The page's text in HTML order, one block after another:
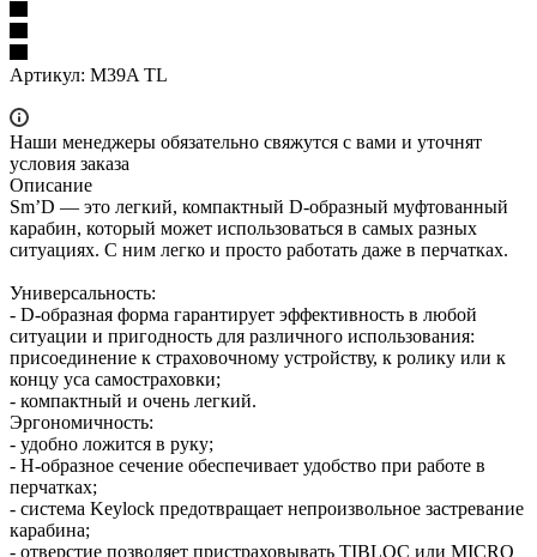
Артикул: M39A TL
Наши менеджеры обязательно свяжутся с вами и уточнят
условия заказа
Описание
Sm’D — это легкий, компактный D-образный муфтованный
карабин, который может использоваться в самых разных
ситуациях. С ним легко и просто работать даже в перчатках.
Универсальность:
- D-образная форма гарантирует эффективность в любой
ситуации и пригодность для различного использования:
присоединение к страховочному устройству, к ролику или к
концу уса самостраховки;
- компактный и очень легкий.
Эргономичность:
- удобно ложится в руку;
- H-образное сечение обеспечивает удобство при работе в
перчатках;
- система Keylock предотвращает непроизвольное застревание
карабина;
- отверстие позволяет пристраховывать TIBLOC или MICRO